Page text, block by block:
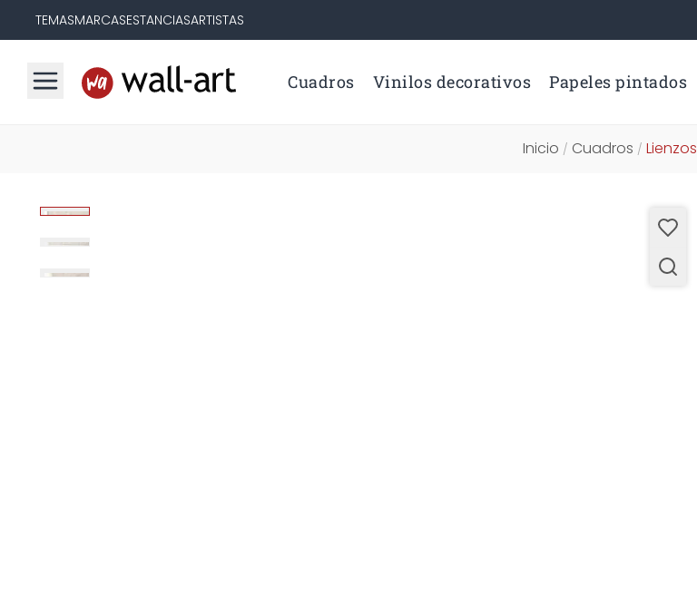
TEMASMARCASESTANCIASARTISTAS
Cuadros Vinilos decorativos Papeles pintados
Inicio / Cuadros / Lienzos